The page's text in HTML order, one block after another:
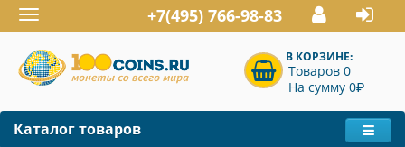
Toggle
navigation
+7(495) 766-98-83
В КОРЗИНЕ:
Товаров 0
На сумму 0P
Каталог товаров